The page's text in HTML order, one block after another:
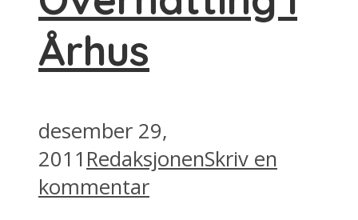
Århus
desember 29,
2011 RedaksjonenSkriv en
kommentar